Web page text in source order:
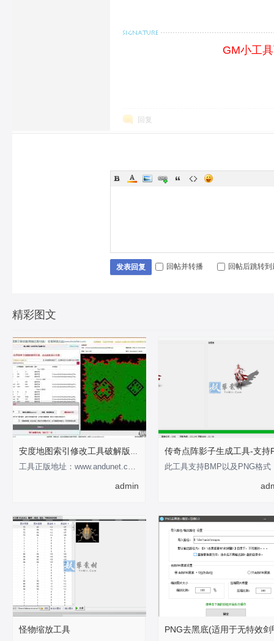
GM小工
回复
发表回复 回帖并转播 回帖后跳转
精彩图文
安度地图索引修改工具破解版-支持0-255
工具正版地址：www.andunet.com 制作不易，有经济基础的支持正版软件 以下为正版截
admin
怪物缩放工具 PNG去黑底(适用于无特效剑